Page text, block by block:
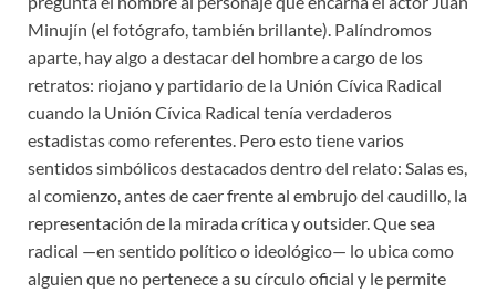
Minujín (el fotógrafo, también brillante). Palíndromos
aparte, hay algo a destacar del hombre a cargo de los
retratos: riojano y partidario de la Unión Cívica Radical
cuando la Unión Cívica Radical tenía verdaderos
estadistas como referentes. Pero esto tiene varios
sentidos simbólicos destacados dentro del relato: Salas es,
al comienzo, antes de caer frente al embrujo del caudillo, la
representación de la mirada crítica y outsider. Que sea
radical —en sentido político o ideológico— lo ubica como
alguien que no pertenece a su círculo oficial y le permite